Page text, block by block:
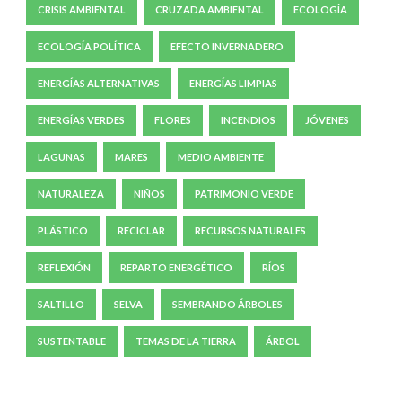
CRISIS AMBIENTAL CRUZADA AMBIENTAL ECOLOGÍA
ECOLOGÍA POLÍTICA EFECTO INVERNADERO
ENERGÍAS ALTERNATIVAS ENERGÍAS LIMPIAS
ENERGÍAS VERDES FLORES INCENDIOS JÓVENES
LAGUNAS MARES MEDIO AMBIENTE
NATURALEZA NIÑOS PATRIMONIO VERDE
PLÁSTICO RECICLAR RECURSOS NATURALES
REFLEXIÓN REPARTO ENERGÉTICO RÍOS
SALTILLO SELVA SEMBRANDO ÁRBOLES
SUSTENTABLE TEMAS DE LA TIERRA ÁRBOL